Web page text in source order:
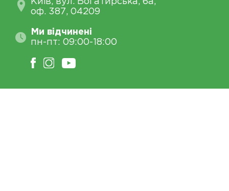
Київ, вул. Богатирська, 6а,
оф. 387, 04209
Ми відчинені
пн-пт: 09:00-18:00